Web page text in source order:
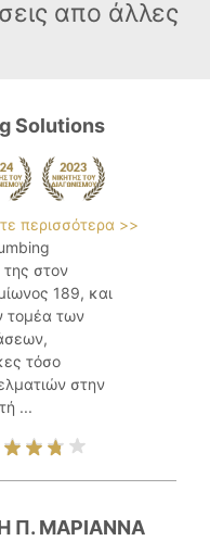
απο άλλες
Solutions
περισσότερα >>
της στον
189, και
τομέα των
τόσο
στην
...
Π. ΜΑΡΙΑΝΝΑ